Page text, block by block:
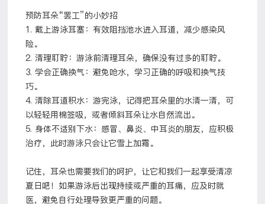
预防耳朵“罢工”的小妙招
1. 戴上游泳耳塞：有效阻挡池水进入耳道，减少感染风
险。
2. 清理耵聍：游泳前清理耳朵，确保没有过多的耵聍。
3. 学会正确换气：避免呛水，学习正确的呼吸和换气技
巧。
4. 清除耳道积水：游完泳，记得把耳朵里的水清一清，可
以轻轻用棉签吸，或者倾斜耳朵让水自然流出。
5. 身体不适别下水：感冒、鼻炎、中耳炎的朋友，应积极
治疗，此时游泳只会让它雪上加霜。
记住，耳朵也需要我们的呵护，让它和我们一起享受清凉
夏日吧！如果游泳后出现持续或严重的耳痛，应及时就
医，避免自行处理导致更严重的问题。